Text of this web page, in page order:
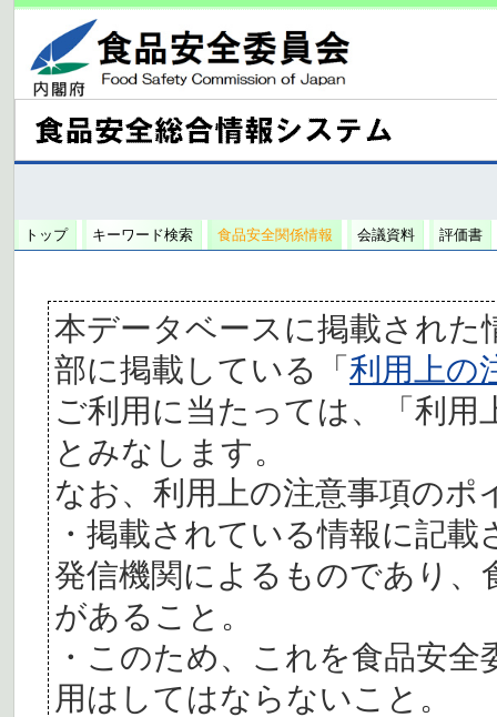
トップ キーワード検索 食品安全関係情報 会議資料 評価書
本データベースに掲載された
部に掲載している「利用上の
ご利用に当たっては、「利
とみなします。
なお、利用上の注意事項の
・掲載されている情報に記
発信機関によるものであり、
があること。
・このため、これを食品安
用はしてはならないこと。